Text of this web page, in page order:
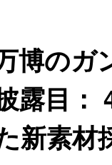
博のガ
露目：
新素材